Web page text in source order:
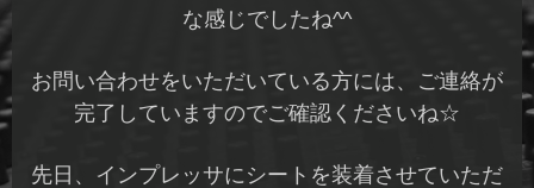
な感じでしたね^^
お問い合わせをいただいている方には、ご連絡が
完了していますのでご確認くださいね☆
先日、インプレッサにシートを装着させていただ